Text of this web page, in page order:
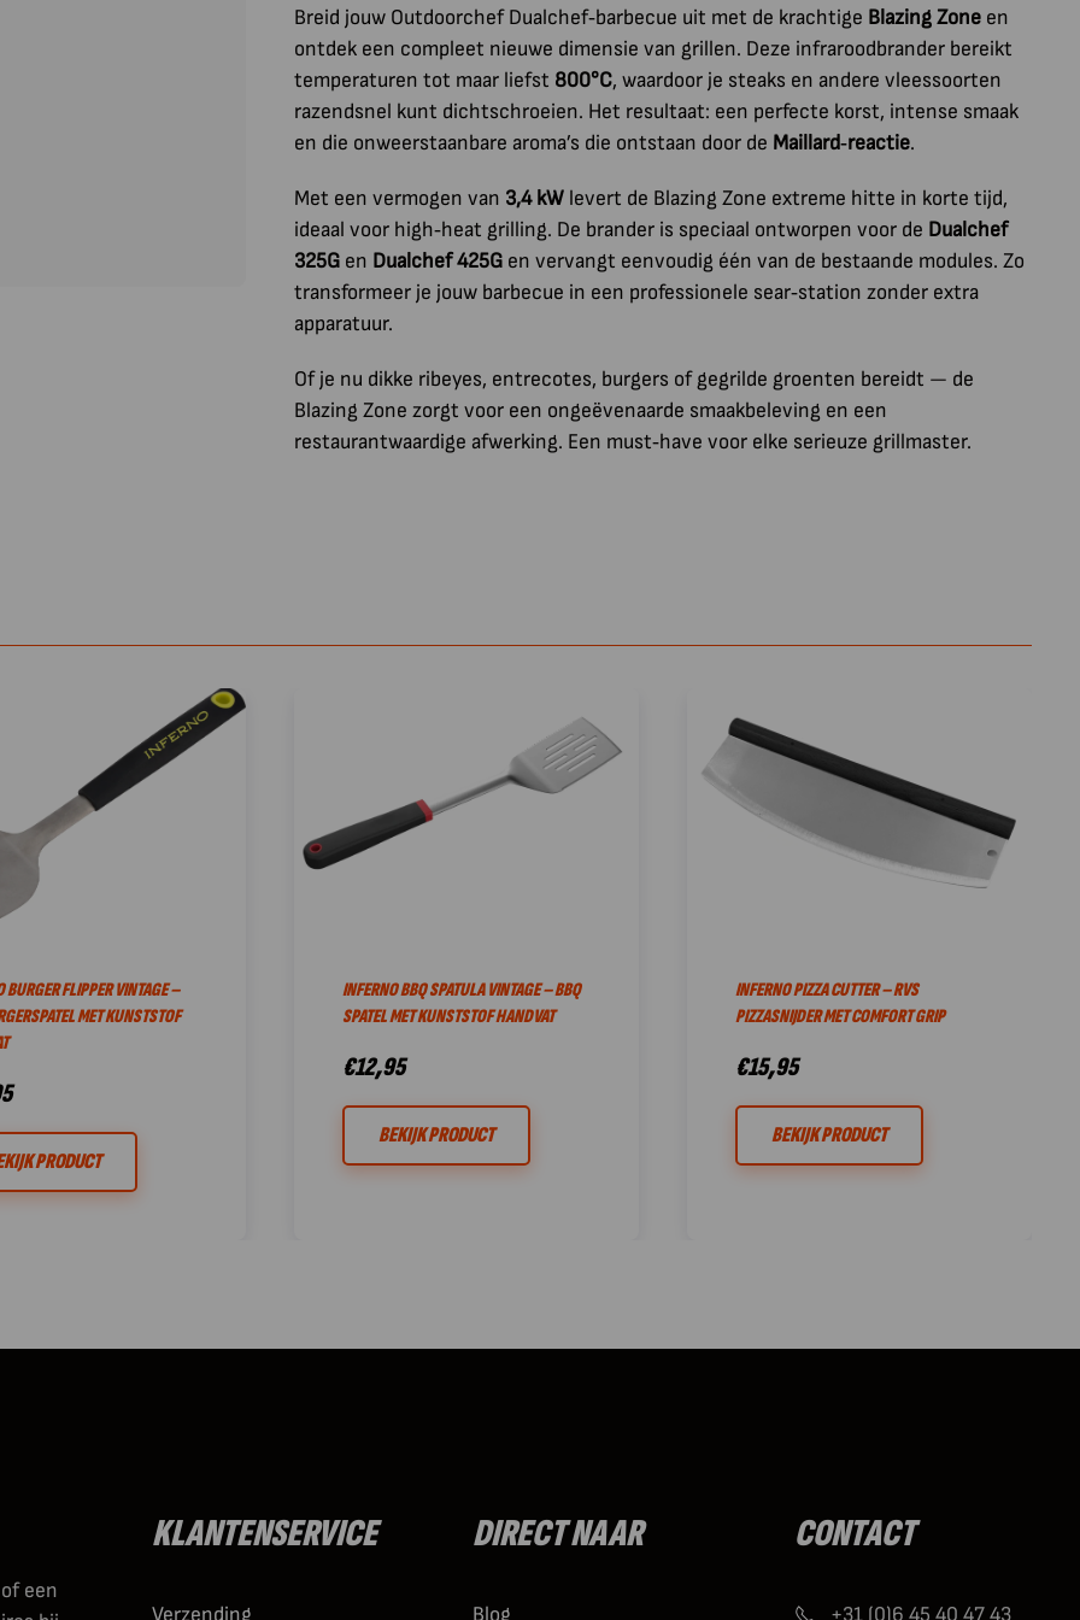
Breid jouw Outdoorchef Dualchef‑barbecue uit met de krachtige Blazing Zone en
ontdek een compleet nieuwe dimensie van grillen. Deze infraroodbrander bereikt
temperaturen tot maar liefst 800°C, waardoor je steaks en andere vleessoorten
razendsnel kunt dichtschroeien. Het resultaat: een perfecte korst, intense smaak
en die onweerstaanbare aroma’s die ontstaan door de Maillard‑reactie.
Met een vermogen van 3,4 kW levert de Blazing Zone extreme hitte in korte tijd,
ideaal voor high‑heat grilling. De brander is speciaal ontworpen voor de Dualchef
325G en Dualchef 425G en vervangt eenvoudig één van de bestaande modules. Zo
transformeer je jouw barbecue in een professionele sear‑station zonder extra
apparatuur.
Of je nu dikke ribeyes, entrecotes, burgers of gegrilde groenten bereidt — de
Blazing Zone zorgt voor een ongeëvenaarde smaakbeleving en een
restaurantwaardige afwerking. Een must‑have voor elke serieuze grillmaster.
BURGER FLIPPER VINTAGE –
MET KUNSTSTOF
PRODUCT
INFERNO BBQ SPATULA VINTAGE – BBQ
SPATEL MET KUNSTSTOF HANDVAT
€12,95
BEKIJK PRODUCT
INFERNO PIZZA CUTTER – RVS
PIZZASNIJDER MET COMFORT GRIP
€15,95
BEKIJK PRODUCT
een
KLANTENSERVICE
Verzending
DIRECT NAAR
Blog
CONTACT
+31 (0)6 45 40 47 43